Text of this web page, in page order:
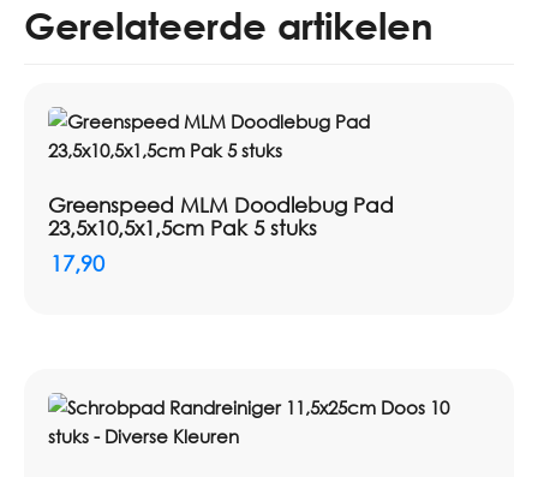
Gerelateerde artikelen
Greenspeed MLM Doodlebug Pad
23,5x10,5x1,5cm Pak 5 stuks
17,90